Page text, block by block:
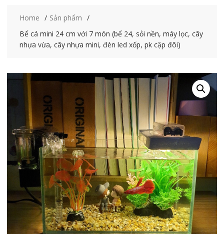
Home
Sản phẩm
Bể cá mini 24 cm với 7 món (bể 24, sỏi nền, máy lọc, cây
nhựa vừa, cây nhựa mini, đèn led xốp, pk cặp đôi)